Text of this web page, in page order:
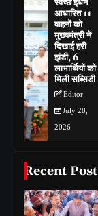
स्वच्छ ईंधन
आधारित 11
वाहनों को
मुख्यमंत्री ने
दिखाई हरी
झंडी, 6
लाभार्थियों को
मिली सब्सिडी
Editor
July 28,
2026
Recent Post